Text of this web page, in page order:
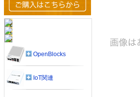
OpenBlocks
IoT関連